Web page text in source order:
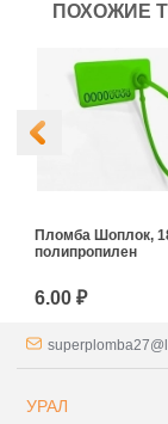
ПОХОЖИЕ
Пломба Шоплок,
полипропилен
6.00 ₽
УРАЛ